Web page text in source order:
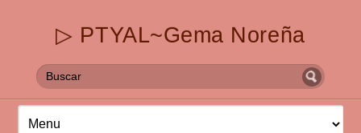
▷ PTYAL~Gema Noreña